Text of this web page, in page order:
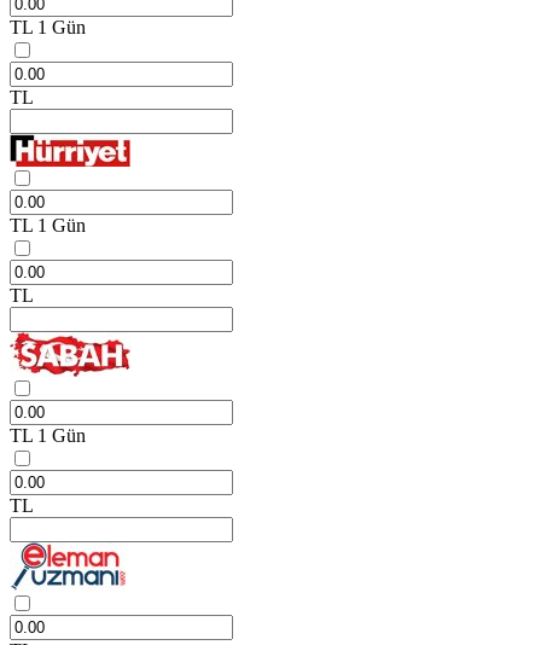
TL 1 Gün
TL
TL 1 Gün
TL
TL 1 Gün
TL